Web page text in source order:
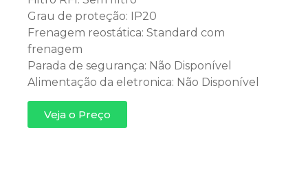
Grau de proteção: IP20
Frenagem reostática: Standard com
frenagem
Parada de segurança: Não Disponível
Alimentação da eletronica: Não Disponível
Veja o Preço